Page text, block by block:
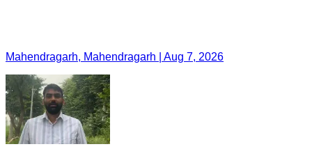
Mahendragarh, Mahendragarh | Aug 7, 2026